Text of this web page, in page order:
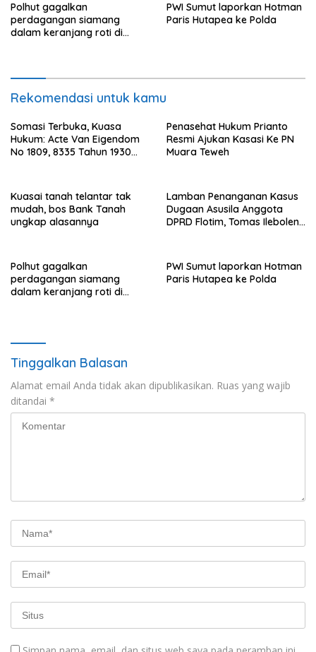
Polhut gagalkan
perdagangan siamang
dalam keranjang roti di
PWI Sumut laporkan Hotman
Paris Hutapea ke Polda
Rekomendasi untuk kamu
Somasi Terbuka, Kuasa
Hukum: Acte Van Eigendom
No 1809, 8335 Tahun 1930
Saamah
Penasehat Hukum Prianto
Resmi Ajukan Kasasi Ke PN
Muara Teweh
Kuasai tanah telantar tak
mudah, bos Bank Tanah
ungkap alasannya
Lamban Penanganan Kasus
Dugaan Asusila Anggota
DPRD Flotim, Tomas Ileboleng
Polhut gagalkan
perdagangan siamang
dalam keranjang roti di
PWI Sumut laporkan Hotman
Paris Hutapea ke Polda
Tinggalkan Balasan
Alamat email Anda tidak akan dipublikasikan. Ruas yang wajib
ditandai *